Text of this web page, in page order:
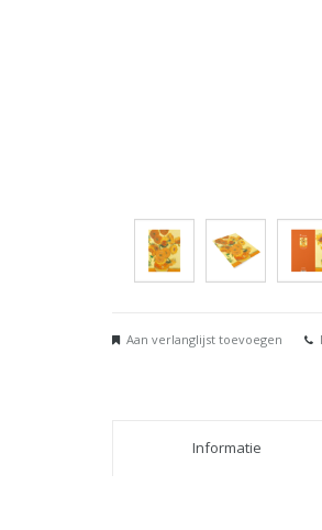
Aan verlanglijst toevoegen
Informatie